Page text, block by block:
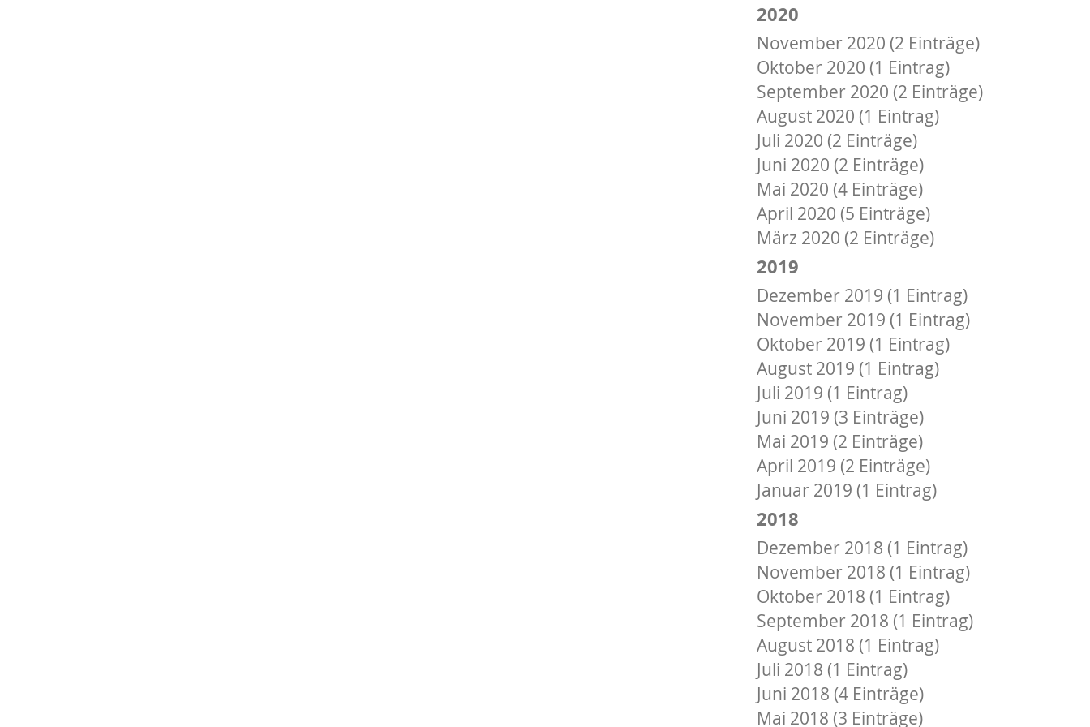
2020
November 2020 (2 Einträge)
Oktober 2020 (1 Eintrag)
September 2020 (2 Einträge)
August 2020 (1 Eintrag)
Juli 2020 (2 Einträge)
Juni 2020 (2 Einträge)
Mai 2020 (4 Einträge)
April 2020 (5 Einträge)
März 2020 (2 Einträge)
2019
Dezember 2019 (1 Eintrag)
November 2019 (1 Eintrag)
Oktober 2019 (1 Eintrag)
August 2019 (1 Eintrag)
Juli 2019 (1 Eintrag)
Juni 2019 (3 Einträge)
Mai 2019 (2 Einträge)
April 2019 (2 Einträge)
Januar 2019 (1 Eintrag)
2018
Dezember 2018 (1 Eintrag)
November 2018 (1 Eintrag)
Oktober 2018 (1 Eintrag)
September 2018 (1 Eintrag)
August 2018 (1 Eintrag)
Juli 2018 (1 Eintrag)
Juni 2018 (4 Einträge)
Mai 2018 (3 Einträge)